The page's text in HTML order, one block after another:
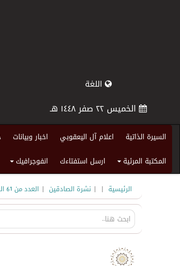
اللغة
الخميس ٢٢ صفر ١٤٤٨ هـ
السيرة الذاتية اعلام آل اليعقوبي اخبار وبيانات
المكتبة المرئية ارسل استفتاءك انفوجرافيك
الرئيسية |
| نشرة الصادقين | العدد من 61 الى 80